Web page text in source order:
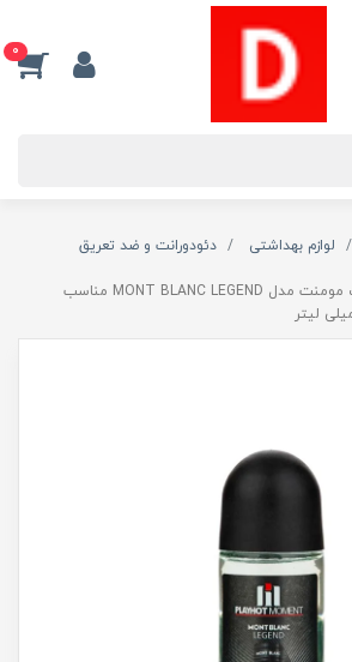
0
لوازم بهداشتی
دئودورانت و ضد تعریق
رول ضد تعریق پلی هات مومنت مدل MONT BLANC LEGEND مناسب